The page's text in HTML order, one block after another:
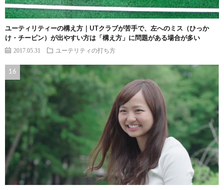
ユーティリティーの構え方｜UTクラブが苦手で、左へのミス（ひっか
け・チーピン）が出やすい方は「構え方」に問題がある場合が多い
2017.05.31 ユーテリティの打ち方